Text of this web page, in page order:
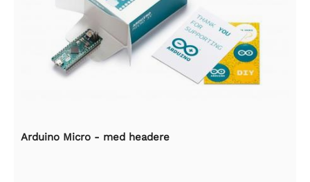
Arduino Micro - med headere